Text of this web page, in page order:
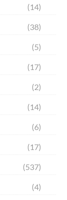
(14)
(38)
(5)
(17)
(2)
(14)
(6)
(17)
(537)
(4)